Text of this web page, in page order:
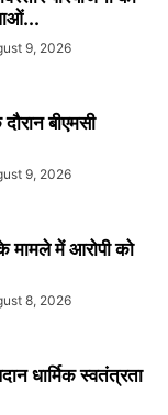
9, 2026
बीएमसी
9, 2026
मामले में आरोपी को
8, 2026
धार्मिक स्वतंत्रता